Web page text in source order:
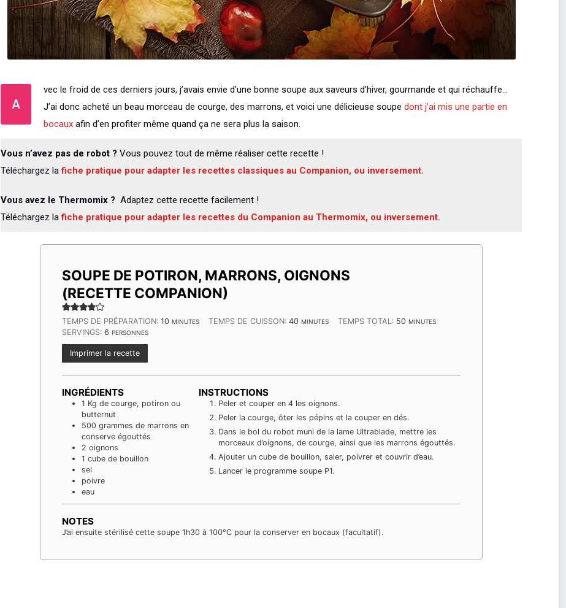
A
vec le froid de ces derniers jours, j’avais envie d’une bonne soupe aux saveurs d’hiver, gourmande et qui réchauffe…
J’ai donc acheté un beau morceau de courge, des marrons, et voici une délicieuse soupe dont j’ai mis une partie en
bocaux afin d’en profiter même quand ça ne sera plus la saison.
Vous n’avez pas de robot ? Vous pouvez tout de même réaliser cette recette !
Téléchargez lafiche pratique pour adapter les recettes classiques au Companion, ou inversement.
Vous avez le Thermomix ? Adaptez cette recette facilement !
Téléchargez lafiche pratique pour adapter les recettes du Companion au Thermomix, ou inversement.
SOUPE DE POTIRON, MARRONS, OIGNONS
(RECETTE COMPANION)
TEMPS DE PRÉPARATION: 10 MINUTES
MINUTES TEMPS DE CUISSON:40 MINUTES
MINUTES TEMPS TOTAL: 50 MINUTES
MINUTES
SERVINGS: 6 PERSONNES
Imprimer la recette
INGRÉDIENTS
1 Kg de courge, potiron ou
butternut
500 grammes de marrons en
conserve égouttés
2 oignons
1 cube de bouillon
sel
poivre
eau
INSTRUCTIONS
Peler et couper en 4 les oignons.
Peler la courge, ôter les pépins et la couper en dés.
Dans le bol du robot muni de la lame Ultrablade, mettre les
morceaux d’oignons, de courge, ainsi que les marrons égouttés.
Ajouter un cube de bouillon, saler, poivrer et couvrir d’eau.
Lancer le programme soupe P1.
NOTES
J’ai ensuite stérilisé cette soupe 1h30 à 100°C pour la conserver en bocaux (facultatif).